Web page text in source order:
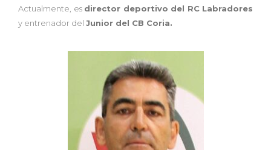
Actualmente, es director deportivo del RC Labradores
y entrenador del Junior del CB Coria.